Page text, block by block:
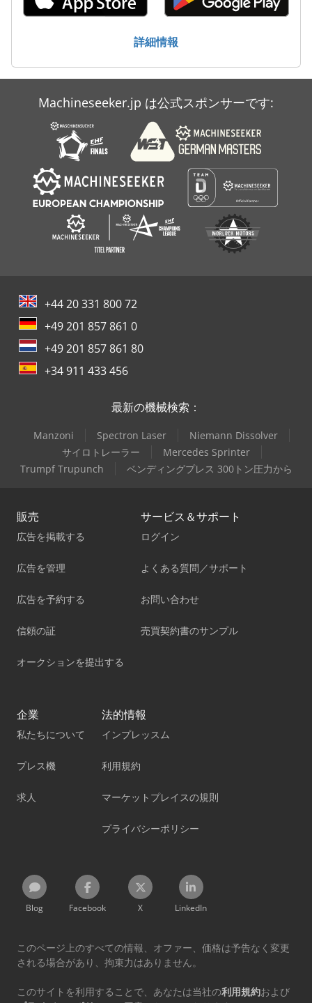
詳細情報
Machineseeker.jp は公式スポンサーです:
+44 20 331 800 72
+49 201 857 861 0
+49 201 857 861 80
+34 911 433 456
最新の機械検索：
Manzoni Spectron Laser
Niemann Dissolver
サイロトレーラー
Mercedes Sprinter
Trumpf Trupunch
ベンディングプレス 300トン圧力から
販売
広告を掲載する
広告を管理
広告を予約する
信頼の証
オークションを提出する
サービス＆サポート
ログイン
よくある質問／サポート
お問い合わせ
売買契約書のサンプル
企業
私たちについて
プレス機
求人
法的情報
インプレッスム
利用規約
マーケットプレイスの規則
プライバシーポリシー
Blog Facebook X LinkedIn
このページ上のすべての情報、オファー、価格は予告なく変更
される場合があり、拘束力はありません。
このサイトを利用することで、あなたは当社の利用規約および